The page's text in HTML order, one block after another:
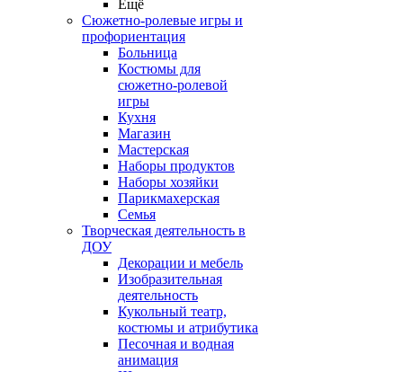
Ещё
Сюжетно-ролевые игры и
профориентация
Больница
Костюмы для
сюжетно-ролевой
игры
Кухня
Магазин
Мастерская
Наборы продуктов
Наборы хозяйки
Парикмахерская
Семья
Творческая деятельность в
ДОУ
Декорации и мебель
Изобразительная
деятельность
Кукольный театр,
костюмы и атрибутика
Песочная и водная
анимация